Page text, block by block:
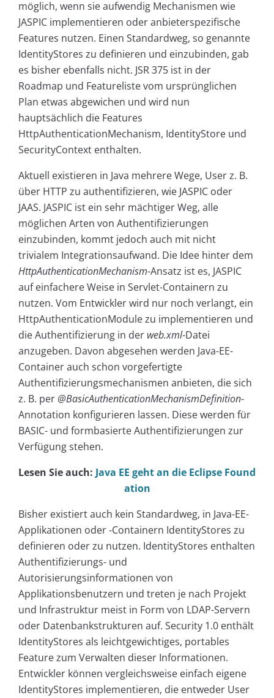
möglich, wenn sie aufwendig Mechanismen wie
JASPIC implementieren oder anbieterspezifische
Features nutzen. Einen Standardweg, so genannte
IdentityStores zu definieren und einzubinden, gab
es bisher ebenfalls nicht. JSR 375 ist in der
Roadmap und Featureliste vom ursprünglichen
Plan etwas abgewichen und wird nun
hauptsächlich die Features
HttpAuthenticationMechanism, IdentityStore und
SecurityContext enthalten.
Aktuell existieren in Java mehrere Wege, User z. B.
über HTTP zu authentifizieren, wie JASPIC oder
JAAS. JASPIC ist ein sehr mächtiger Weg, alle
möglichen Arten von Authentifizierungen
einzubinden, kommt jedoch auch mit nicht
trivialem Integrationsaufwand. Die Idee hinter dem
HttpAuthenticationMechanism-Ansatz ist es, JASPIC
auf einfachere Weise in Servlet-Containern zu
nutzen. Vom Entwickler wird nur noch verlangt, ein
HttpAuthenticationModule zu implementieren und
die Authentifizierung in der web.xml-Datei
anzugeben. Davon abgesehen werden Java-EE-
Container auch schon vorgefertigte
Authentifizierungsmechanismen anbieten, die sich
z. B. per@BasicAuthenticationMechanismDefinition-
Annotation konfigurieren lassen. Diese werden für
BASIC- und formbasierte Authentifizierungen zur
Verfügung stehen.
Lesen Sie auch: Java EE geht an die Eclipse Found
ation
Bisher existiert auch kein Standardweg, in Java-EE-
Applikationen oder -Containern IdentityStores zu
definieren oder zu nutzen. IdentityStores enthalten
Authentifizierungs- und
Autorisierungsinformationen von
Applikationsbenutzern und treten je nach Projekt
und Infrastruktur meist in Form von LDAP-Servern
oder Datenbankstrukturen auf. Security 1.0 enthält
IdentityStores als leichtgewichtiges, portables
Feature zum Verwalten dieser Informationen.
Entwickler können vergleichsweise einfach eigene
IdentityStores implementieren, die entweder User